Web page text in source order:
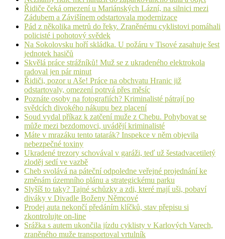
Řidiče čeká omezení u Mariánských Lázní, na silnici mezi
Zádubem a Závišínem odstartovala modernizace
Pád z několika metrů do řeky. Zraněnému cyklistovi pomáhali
policisté i pohotový svědek
Na Sokolovsku hoří skládka. U požáru v Tisové zasahuje šest
jednotek hasičů
Skvělá práce strážníků! Muž se z ukradeného elektrokola
radoval jen pár minut
Řidiči, pozor u Aše! Práce na obchvatu Hranic již
odstartovaly, omezení potrvá přes měsíc
Poznáte osoby na fotografiích? Kriminalisté pátrají po
svědcích divokého nákupu bez placení
Soud vydal příkaz k zatčení muže z Chebu. Pohybovat se
může mezi bezdomovci, uvádějí kriminalisté
Máte v mrazáku tento tatarák? Inspekce v něm objevila
nebezpečné toxiny
Ukradené trezory schovával v garáži, teď už šestadvacetiletý
zloděj sedí ve vazbě
Cheb svolává na páteční odpoledne veřejné projednání ke
změnám územního plánu a strategickému parku
Slyšíš to taky? Tajné schůzky a zdi, které mají uši, pobaví
diváky v Divadle Boženy Němcové
Prodej auta nekončí předáním klíčků, stav přepisu si
zkontrolujte on-line
Srážka s autem ukončila jízdu cyklisty v Karlových Varech,
zraněného muže transportoval vrtulník